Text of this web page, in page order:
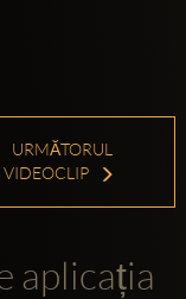
URMĂTORUL
VIDEOCLIP
aplicația